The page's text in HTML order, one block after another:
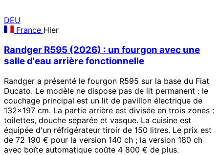
DEU
France Hier
Randger R595 (2026) : un fourgon avec une
salle d'eau arrière fonctionnelle
Randger a présenté le fourgon R595 sur la base du Fiat
Ducato. Le modèle ne dispose pas de lit permanent : le
couchage principal est un lit de pavillon électrique de
132×197 cm. La partie arrière est divisée en trois zones :
toilettes, douche séparée et vasque. La cuisine est
équipée d'un réfrigérateur tiroir de 150 litres. Le prix est
de 72 190 € pour la version 140 ch ; la version 180 ch
avec boîte automatique coûte 4 800 € de plus.